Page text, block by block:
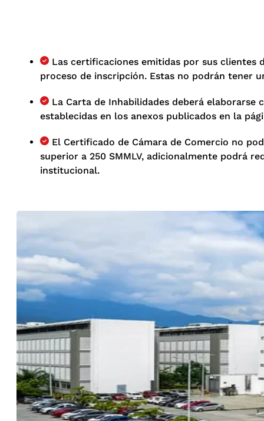
Las certificaciones emitidas por sus clientes
proceso de inscripción. Estas no podrán tener
La Carta de Inhabilidades deberá
establecidas en los anexos publicados en la
El Certificado de Cámara de Comercio no
superior a 250 SMMLV, adicionalmente podrá
institucional.